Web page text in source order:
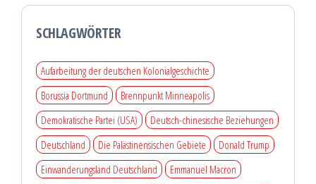
SCHLAGWÖRTER
Aufarbeitung der deutschen Kolonialgeschichte
Borussia Dortmund
Brennpunkt Minneapolis
Demokratische Partei (USA)
Deutsch-chinesische Beziehungen
Deutschland
Die Palästinensischen Gebiete
Donald Trump
Einwanderungsland Deutschland
Emmanuel Macron